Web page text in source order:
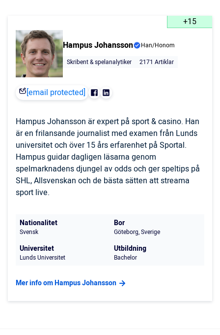
+15
Hampus Johansson
Han/Honom
Skribent & spelanalytiker
2171 Artiklar
[email protected]
Hampus Johansson är expert på sport & casino. Han
är en frilansande journalist med examen från Lunds
universitet och över 15 års erfarenhet på Sportal.
Hampus guidar dagligen läsarna genom
spelmarknadens djungel av odds och ger speltips på
SHL, Allsvenskan och de bästa sätten att streama
sport live.
Nationalitet
Svensk
Bor
Göteborg, Sverige
Universitet
Lunds Universitet
Utbildning
Bachelor
Mer info om Hampus Johansson